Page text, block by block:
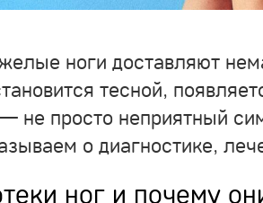
ноги доставляют
тесной,
не просто неприятный
о диагностике,
ног и почему